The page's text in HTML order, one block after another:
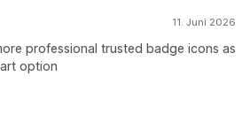
11. Juni 2026
professional trusted badge icons as
option